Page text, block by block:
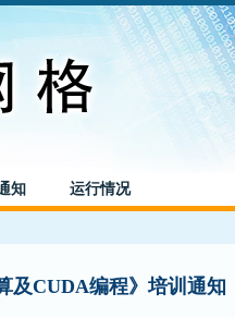
知 运行情况
及CUDA编程》培训通知